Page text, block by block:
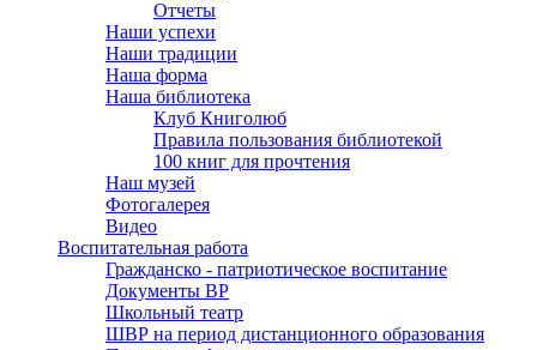
Отчеты
Наши успехи
Наши традиции
Наша форма
Наша библиотека
Клуб Книголюб
Правила пользования библиотекой
100 книг для прочтения
Наш музей
Фотогалерея
Видео
Воспитательная работа
Гражданско - патриотическое воспитание
Документы ВР
Школьный театр
ШВР на период дистанционного образования